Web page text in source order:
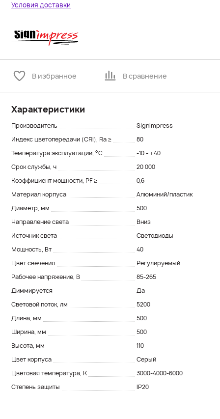
В избранное В сравнение
Условия доставки
Характеристики
Производитель
SignImpress
Индекс цветопередачи (CRI), Ra ≥
80
Температура эксплуатации, °С
-10 - +40
Срок службы, ч
20 000
Коэффициент мощности, PF ≥
0,6
Материал корпуса
Алюминий/пластик
Диаметр, мм
500
Направление света
Вниз
Источник света
Светодиоды
Мощность, Вт
40
Цвет свечения
Регулируемый
Рабочее напряжение, В
85-265
Диммируется
Да
Световой поток, лм
5200
Длина, мм
500
Ширина, мм
500
Высота, мм
110
Цвет корпуса
Серый
Цветовая температура, K
3000-4000-6000
Степень защиты
IP20